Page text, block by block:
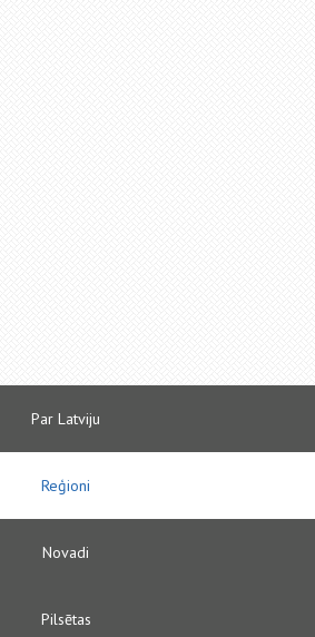
Par Latviju
Reģioni
Novadi
Pilsētas